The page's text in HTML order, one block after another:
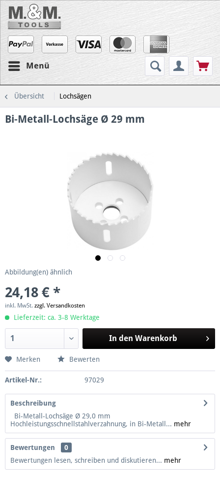
Menü
Übersicht Lochsägen
Bi-Metall-Lochsäge Ø 29 mm
Abbildung(en) ähnlich
24,18 € *
inkl. MwSt. zzgl. Versandkosten
Lieferzeit: ca. 3-8 Werktage
In den Warenkorb
Merken Bewerten
Artikel-Nr.: 97029
Beschreibung
Bi-Metall-Lochsäge Ø 29,0 mm
Hochleistungsschnellstahlverzahnung, in Bi-Metall... mehr
Bewertungen
0
Bewertungen lesen, schreiben und diskutieren... mehr